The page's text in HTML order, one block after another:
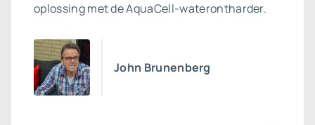
oplossing met de AquaCell-waterontharder.
John Brunenberg